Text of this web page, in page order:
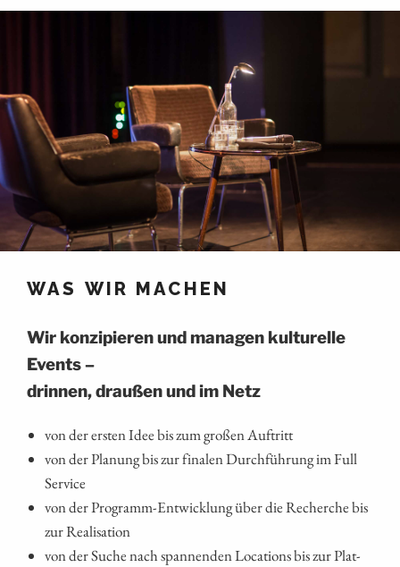
WAS WIR MACHEN
Wir kon­zi­pie­ren und mana­gen kul­tu­rel­le
Events –
drin­nen, drau­ßen und im Netz
von der ers­ten Idee bis zum gro­ßen Auftritt
von der Pla­nung bis zur fina­len Durch­füh­rung im Full
Service
von der Pro­gramm-Ent­wick­lung über die Recher­che bis
zur Realisation
von der Suche nach span­nen­den Loca­ti­ons bis zur Plat­